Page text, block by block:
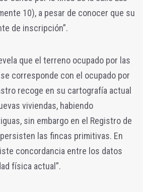
10), a pesar de conocer que su
de inscripción”.
que el terreno ocupado por las
corresponde con el ocupado por
recoge en su cartografía actual
viviendas, habiendo
sin embargo en el Registro de
las fincas primitivas. En
concordancia entre los datos
física actual”.